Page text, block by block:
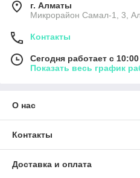
г. Алматы
Микрорайон Самал-1, 3,
Контакты
Сегодня работает с
Показать весь график
О нас
Контакты
Доставка и оплата